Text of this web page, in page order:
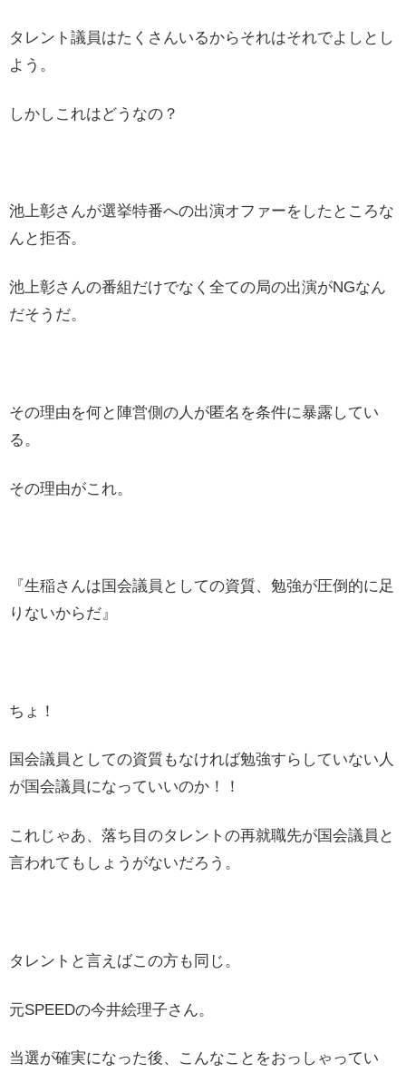
タレント議員はたくさんいるからそれはそれでよしとし
よう。
しかしこれはどうなの？
池上彰さんが選挙特番への出演オファーをしたところな
んと拒否。
池上彰さんの番組だけでなく全ての局の出演がNGなん
だそうだ。
その理由を何と陣営側の人が匿名を条件に暴露してい
る。
その理由がこれ。
『生稲さんは国会議員としての資質、勉強が圧倒的に足
りないからだ』
ちょ！
国会議員としての資質もなければ勉強すらしていない人
が国会議員になっていいのか！！
これじゃあ、落ち目のタレントの再就職先が国会議員と
言われてもしょうがないだろう。
タレントと言えばこの方も同じ。
元SPEEDの今井絵理子さん。
当選が確実になった後、こんなことをおっしゃってい